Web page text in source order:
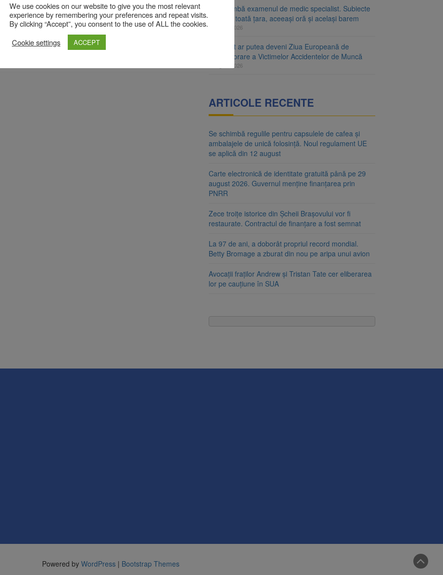
Se schimbă examenul de medic specialist. Subiecte
unice în toată țara, aceeași oră și același barem
8 august 2026
8 august ar putea deveni Ziua Europeană de
Comemorare a Victimelor Accidentelor de Muncă
8 august 2026
ARTICOLE RECENTE
Se schimbă regulile pentru capsulele de cafea și
ambalajele de unică folosință. Noul regulament UE
se aplică din 12 august
Carte electronică de identitate gratuită până pe 29
august 2026. Guvernul menține finanțarea prin
PNRR
Zece troițe istorice din Șcheii Brașovului vor fi
restaurate. Contractul de finanțare a fost semnat
La 97 de ani, a doborât propriul record mondial.
Betty Bromage a zburat din nou pe aripa unui avion
Avocații fraților Andrew și Tristan Tate cer eliberarea
lor pe cauțiune în SUA
Powered by WordPress | Bootstrap Themes
We use cookies on our website to give you the most relevant
experience by remembering your preferences and repeat visits.
By clicking “Accept”, you consent to the use of ALL the cookies.
Cookie settings
ACCEPT